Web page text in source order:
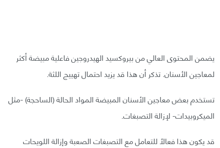
يضمن المحتوى العالي من بيروكسيد الهيدروجين فاعلية مبيضة أكثر
لمعاجين الأسنان. تذكر أن هذا قد يزيد احتمال تهييج اللثة.
تستخدم بعض معاجين الأسنان المبيضة المواد الحالة (الساحجة) -مثل
الميكروبيدات- لإزالة التصبغات.
قد يكون هذا فعالًا للتعامل مع التصبغات الصعبة وإزالة اللويحات